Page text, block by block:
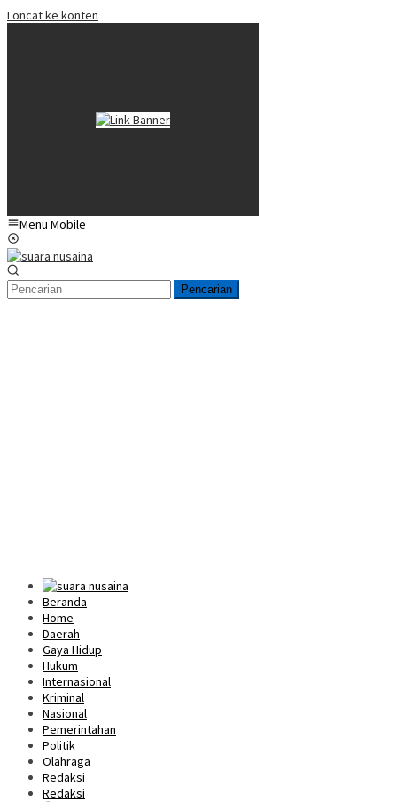
Loncat ke konten
Menu Mobile
Pencarian
Beranda
Home
Daerah
Gaya Hidup
Hukum
Internasional
Kriminal
Nasional
Pemerintahan
Politik
Olahraga
Redaksi
Redaksi